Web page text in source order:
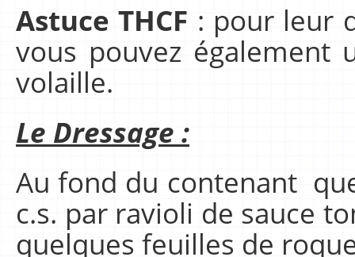
Astuce THCF : pour leur
vous pouvez également
volaille.
Le Dressage :
Au fond du contenant
c.s. par ravioli de sauce
quelques feuilles de